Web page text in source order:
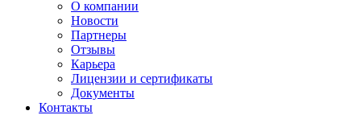
О компании
Новости
Партнеры
Отзывы
Карьера
Лицензии и сертификаты
Документы
Контакты